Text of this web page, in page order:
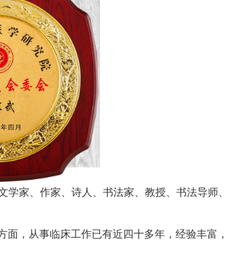
学家、作家、诗人、书法家、教授、书法导师
面，从事临床工作已有近四十多年，经验丰富